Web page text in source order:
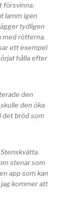
försvinna.
lamm igen
tydligen
med rötterna.
ett exempel
hålla efter
den
den öka
det bröd som
stenar som
app som kan
kommer att